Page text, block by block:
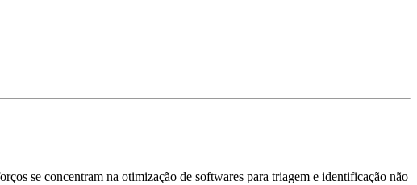
se concentram na otimização de softwares para triagem e identificação não